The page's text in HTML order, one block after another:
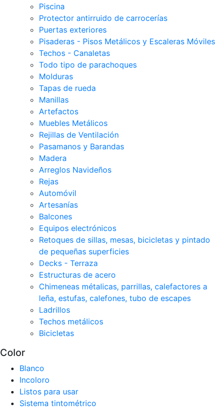
Piscina
Protector antirruido de carrocerías
Puertas exteriores
Pisaderas - Pisos Metálicos y Escaleras Móviles
Techos - Canaletas
Todo tipo de parachoques
Molduras
Tapas de rueda
Manillas
Artefactos
Muebles Metálicos
Rejillas de Ventilación
Pasamanos y Barandas
Madera
Arreglos Navideños
Rejas
Automóvil
Artesanías
Balcones
Equipos electrónicos
Retoques de sillas, mesas, bicicletas y pintado
de pequeñas superficies
Decks - Terraza
Estructuras de acero
Chimeneas métalicas, parrillas, calefactores a
leña, estufas, calefones, tubo de escapes
Ladrillos
Techos metálicos
Bicicletas
Color
Blanco
Incoloro
Listos para usar
Sistema tintométrico